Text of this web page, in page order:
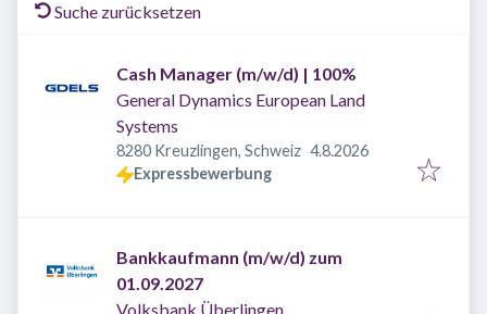
Suche zurücksetzen
Cash Manager (m/w/d) | 100%
General Dynamics European Land
Systems
8280 Kreuzlingen, Schweiz Veröffentlicht
4.8.2026
Expressbewerbung
Bankkaufmann (m/w/d) zum
01.09.2027
Volksbank Überlingen